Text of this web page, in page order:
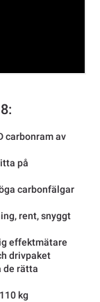
carbonram av
på
carbonfälgar
rent, snyggt
effektmätare
drivpaket
de rätta
kg